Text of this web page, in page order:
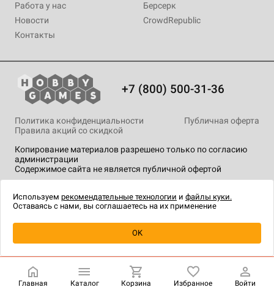
Уведомить о наличии
Работа у нас
Новости
Контакты
Берсерк
CrowdRepublic
+7 (800) 500-31-36
Копирование материалов разрешено только по согласию
администрации
Содержимое сайта не является публичной офертой
Политика конфиденциальности
Публичная оферта
Правила акций со скидкой
технологии.
Главная Каталог Корзина Избранное Войти
Используем рекомендательные технологии и файлы куки.
Оставаясь с нами, вы соглашаетесь на их применение
OK